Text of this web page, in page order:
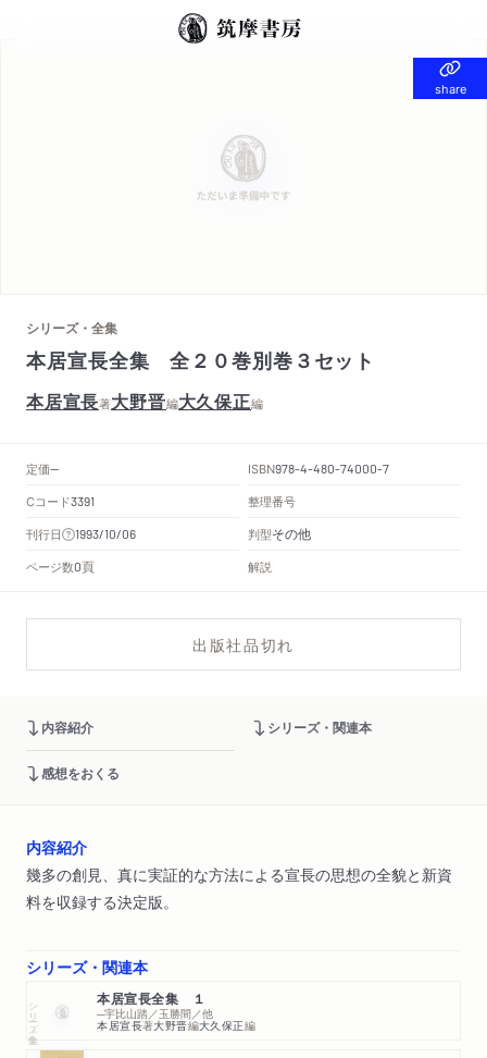
share
share
シリーズ・全集
本居宣長全集 全２０巻別巻３セット
本居宣長著大野晋編大久保正編
定価-- ISBN978-4-480-74000-7
Cコード3391
整理番号
刊行日
1993/10/06 判型その他
ページ数0頁 解説
出版社品切れ
内容紹介 シリーズ・関連本
感想をおくる
内容紹介
幾多の創見、真に実証的な方法による宣長の思想の全貌と新資
料を収録する決定版。
シリーズ・関連本
シリーズ・全集 本居宣長全集 １
─宇比山踏／玉勝間／他
本居宣長著大野晋編大久保正編